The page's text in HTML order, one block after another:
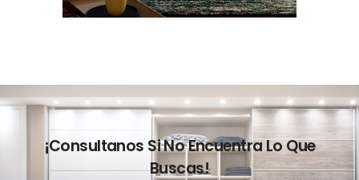
¡Consultanos Si No Encuentra Lo Que
Buscas!